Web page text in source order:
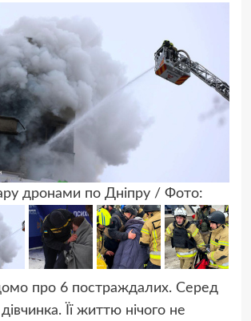
дронами по Дніпру / Фото:
про 6 постраждалих. Серед
Її життю нічого не